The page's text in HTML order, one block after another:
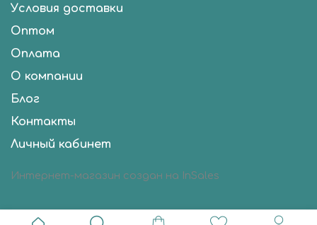
Условия доставки
Оптом
Оплата
О компании
Блог
Контакты
Личный кабинет
Интернет-магазин создан на InSales